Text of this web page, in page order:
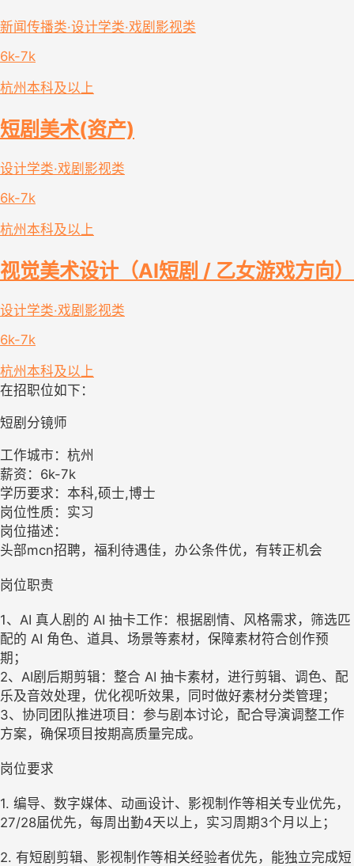
新闻传播类·设计学类·戏剧影视类
6k-7k
杭州 本科及以上
短剧美术(资产)
设计学类·戏剧影视类
6k-7k
杭州 本科及以上
视觉美术设计（AI短剧 / 乙女游戏方向）
设计学类·戏剧影视类
6k-7k
杭州 本科及以上
在招职位如下：
短剧分镜师
工作城市：杭州
薪资：6k-7k
学历要求：本科,硕士,博士
岗位性质：实习
岗位描述：
头部mcn招聘，福利待遇佳，办公条件优，有转正机会
岗位职责
1、AI 真人剧的 AI 抽卡工作：根据剧情、风格需求，筛选匹
配的 AI 角色、道具、场景等素材，保障素材符合创作预
期；
2、AI剧后期剪辑：整合 AI 抽卡素材，进行剪辑、调色、配
乐及音效处理，优化视听效果，同时做好素材分类管理；
3、协同团队推进项目：参与剧本讨论，配合导演调整工作
方案，确保项目按期高质量完成。
岗位要求
1. 编导、数字媒体、动画设计、影视制作等相关专业优先，
27/28届优先，每周出勤4天以上，实习周期3个月以上；
2. 有短剧剪辑、影视制作等相关经验者优先，能独立完成短